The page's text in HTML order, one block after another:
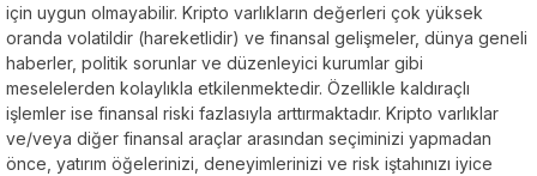
için uygun olmayabilir. Kripto varlıkların değerleri çok yüksek
oranda volatildir (hareketlidir) ve finansal gelişmeler, dünya geneli
haberler, politik sorunlar ve düzenleyici kurumlar gibi
meselelerden kolaylıkla etkilenmektedir. Özellikle kaldıraçlı
işlemler ise finansal riski fazlasıyla arttırmaktadır. Kripto varlıklar
ve/veya diğer finansal araçlar arasından seçiminizi yapmadan
önce, yatırım öğelerinizi, deneyimlerinizi ve risk iştahınızı iyice